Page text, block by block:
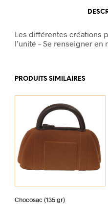
Les différentes créations
l’unité – Se renseigner en
PRODUITS SIMILAIRES
Chocosac (135 gr)